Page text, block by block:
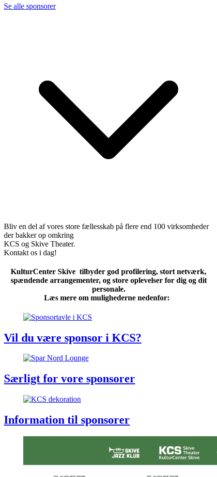
Se alle sponsorer
Bliv en del af vores store fællesskab på flere end 100 virksomheder
der bakker op omkring
KCS og Skive Theater.
Kontakt os i dag!
KulturCenter Skive tilbyder god profilering, stort netværk,
spændende arrangementer, og store oplevelser for dig og dit
personale.
Læs mere om mulighederne nedenfor:
Vil du være sponsor i KCS?
Særligt for vore sponsorer
Information til sponsorer